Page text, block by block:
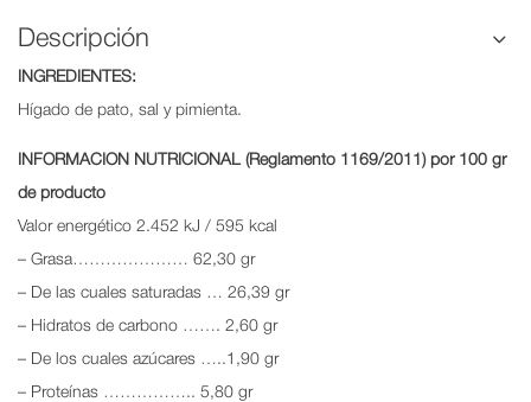
Descripción
INGREDIENTES:
Hígado de pato, sal y pimienta.
INFORMACION NUTRICIONAL (Reglamento 1169/2011) por 100 gr
de producto
Valor energético 2.452 kJ / 595 kcal
– Grasa………………… 62,30 gr
– De las cuales saturadas … 26,39 gr
– Hidratos de carbono ……. 2,60 gr
– De los cuales azúcares …..1,90 gr
– Proteínas …………….. 5,80 gr